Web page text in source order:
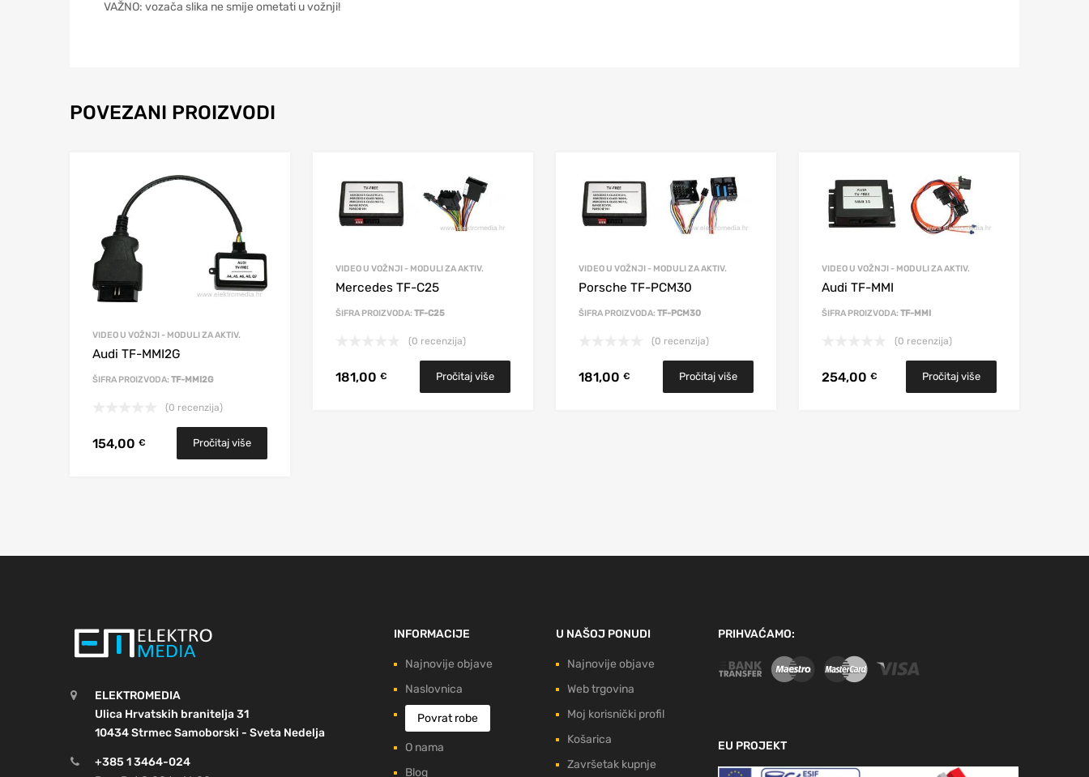
VAŽNO: vozača slika ne smije ometati u vožnji!
POVEZANI PROIZVODI
VIDEO U VOŽNJI - MODULI ZA AKTIV.
Audi TF-MMI2G
ŠIFRA PROIZVODA: TF-MMI2G
(0 recenzija)
154,00 € Pročitaj više
VIDEO U VOŽNJI - MODULI ZA AKTIV.
Mercedes TF-C25
ŠIFRA PROIZVODA: TF-C25
(0 recenzija)
181,00 € Pročitaj više
VIDEO U VOŽNJI - MODULI ZA AKTIV.
Porsche TF-PCM30
ŠIFRA PROIZVODA: TF-PCM30
(0 recenzija)
181,00 € Pročitaj više
VIDEO U VOŽNJI - MODULI ZA AKTIV.
Audi TF-MMI
ŠIFRA PROIZVODA: TF-MMI
(0 recenzija)
254,00 € Pročitaj više
ELEKTROMEDIA
Ulica Hrvatskih branitelja 31
10434 Strmec Samoborski - Sveta Nedelja
+385 1 3464-024
INFORMACIJE
Najnovije objave
Naslovnica
Povrat robe
O nama
Blog
U NAŠOJ PONUDI
Najnovije objave
Web trgovina
Moj korisnički profil
Košarica
Završetak kupnje
PRIHVAĆAMO:
EU PROJEKT